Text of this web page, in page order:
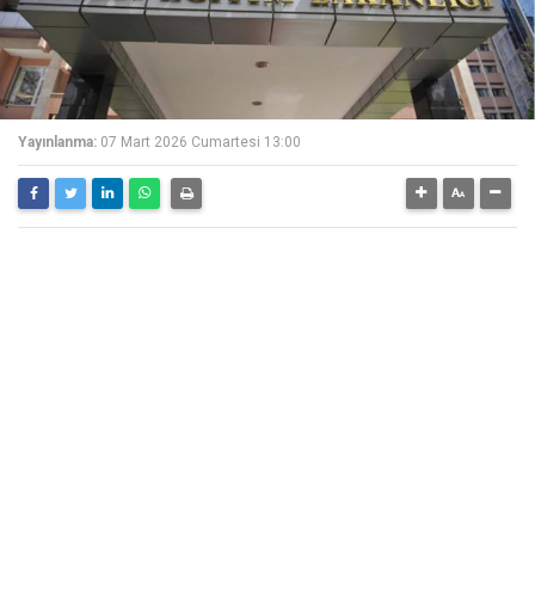
Yayınlanma: 07 Mart 2026 Cumartesi 13:00